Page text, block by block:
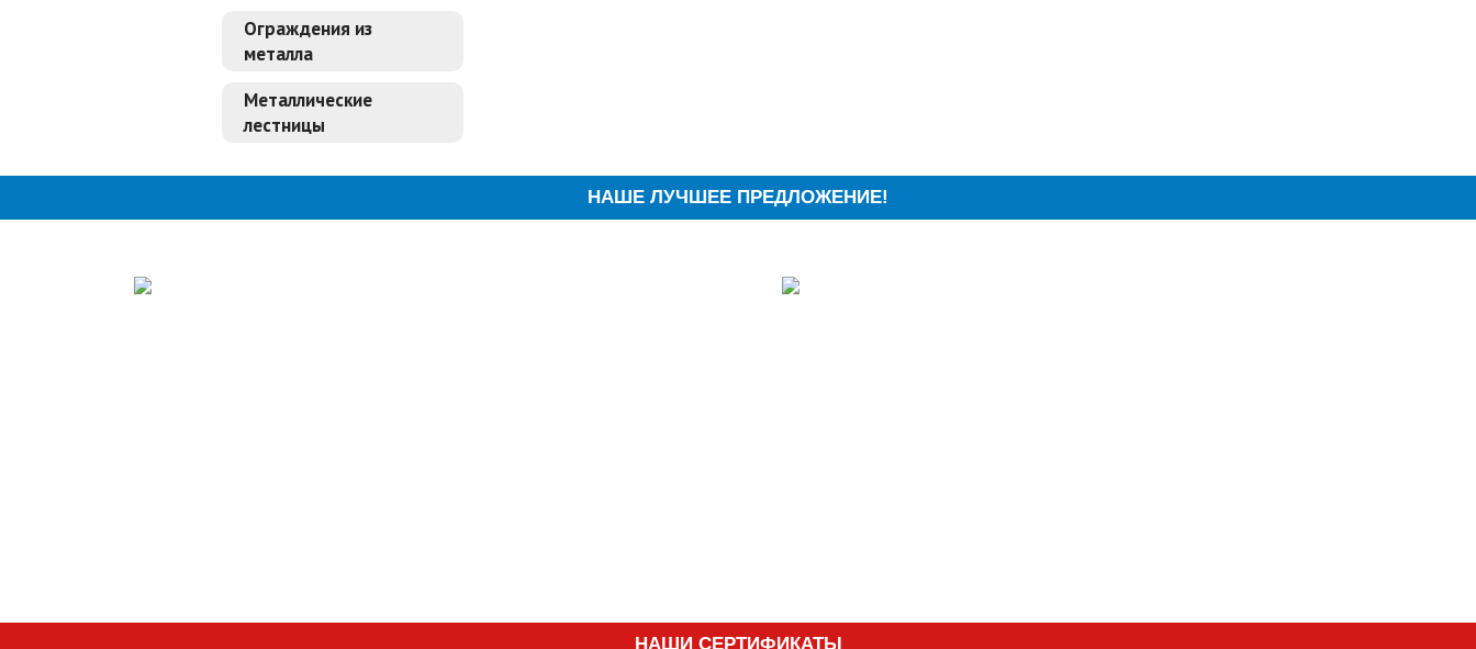
Ограждения из
металла
Металлические
лестницы
НАШЕ ЛУЧШЕЕ ПРЕДЛОЖЕНИЕ!
НАШИ СЕРТИФИКАТЫ